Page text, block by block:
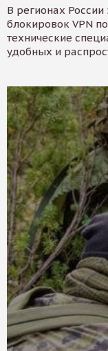
В регионах
блокировок VPN
технические
удобных и